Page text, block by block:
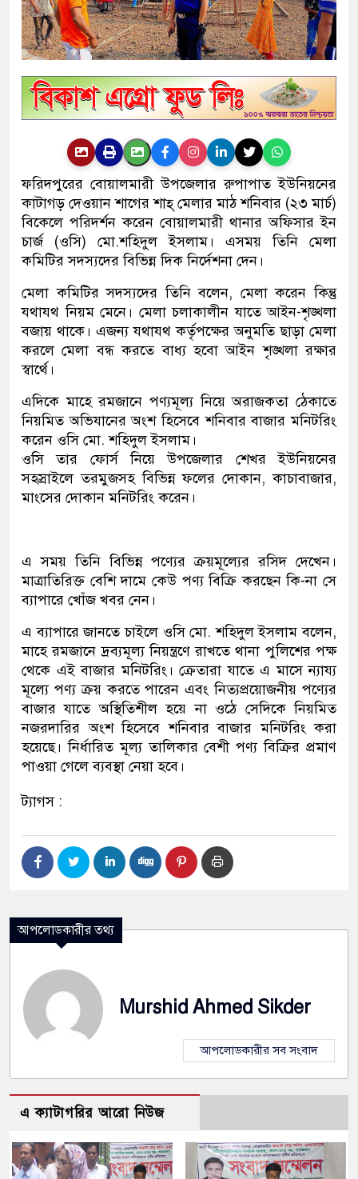
ফরিদপুরের বোয়ালমারী উপজেলার রুপাপাত ইউনিয়নের
কাটাগড় দেওয়ান শাগের শাহ্ মেলার মাঠ শনিবার (২৩ মার্চ)
বিকেলে পরিদর্শন করেন বোয়ালমারী থানার অফিসার ইন
চার্জ (ওসি) মো.শহিদুল ইসলাম। এসময় তিনি মেলা
কমিটির সদস্যদের বিভিন্ন দিক নির্দেশনা দেন।
মেলা কমিটির সদস্যদের তিনি বলেন, মেলা করেন কিন্তু
যথাযথ নিয়ম মেনে। মেলা চলাকালীন যাতে আইন-শৃঙ্খলা
বজায় থাকে। এজন্য যথাযথ কর্তৃপক্ষের অনুমতি ছাড়া মেলা
করলে মেলা বন্ধ করতে বাধ্য হবো আইন শৃঙ্খলা রক্ষার
স্বার্থে।
এদিকে মাহে রমজানে পণ্যমূল্য নিয়ে অরাজকতা ঠেকাতে
নিয়মিত অভিযানের অংশ হিসেবে শনিবার বাজার মনিটরিং
করেন ওসি মো. শহিদুল ইসলাম।
ওসি তার ফোর্স নিয়ে উপজেলার শেখর ইউনিয়নের
সহস্রাইলে তরমুজসহ বিভিন্ন ফলের দোকান, কাচাবাজার,
মাংসের দোকান মনিটরিং করেন।
এ সময় তিনি বিভিন্ন পণ্যের ক্রয়মূল্যের রসিদ দেখেন।
মাত্রাতিরিক্ত বেশি দামে কেউ পণ্য বিক্রি করছেন কি-না সে
ব্যাপারে খোঁজ খবর নেন।
এ ব্যাপারে জানতে চাইলে ওসি মো. শহিদুল ইসলাম বলেন,
মাহে রমজানে দ্রব্যমূল্য নিয়ন্ত্রণে রাখতে থানা পুলিশের পক্ষ
থেকে এই বাজার মনিটরিং। ক্রেতারা যাতে এ মাসে ন্যায্য
মূল্যে পণ্য ক্রয় করতে পারেন এবং নিত্যপ্রয়োজনীয় পণ্যের
বাজার যাতে অস্থিতিশীল হয়ে না ওঠে সেদিকে নিয়মিত
নজরদারির অংশ হিসেবে শনিবার বাজার মনিটরিং করা
হয়েছে। নির্ধারিত মূল্য তালিকার বেশী পণ্য বিক্রির প্রমাণ
পাওয়া গেলে ব্যবস্থা নেয়া হবে।
ট্যাগস :
আপলোডকারীর তথ্য
Murshid Ahmed Sikder
আপলোডকারীর সব সংবাদ
এ ক্যাটাগরির আরো নিউজ